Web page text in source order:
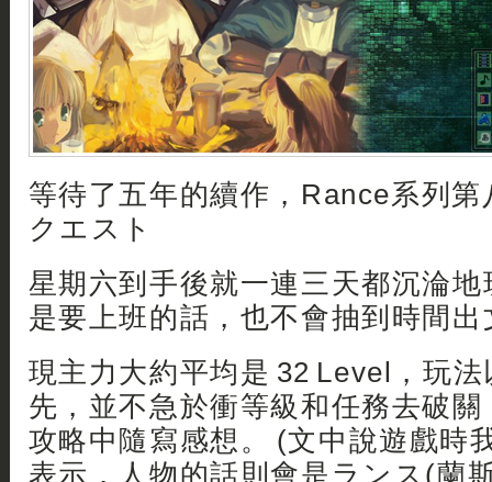
等待了五年的續作，Rance系列第
クエスト
星期六到手後就一連三天都沉淪
是要上班的話，也不會抽到時間出
現主力大約平均是 32 Level，玩
先，並不急於衝等級和任務去破
攻略中隨寫感想。 (文中說遊戲時
表示，人物的話則會是ランス(蘭